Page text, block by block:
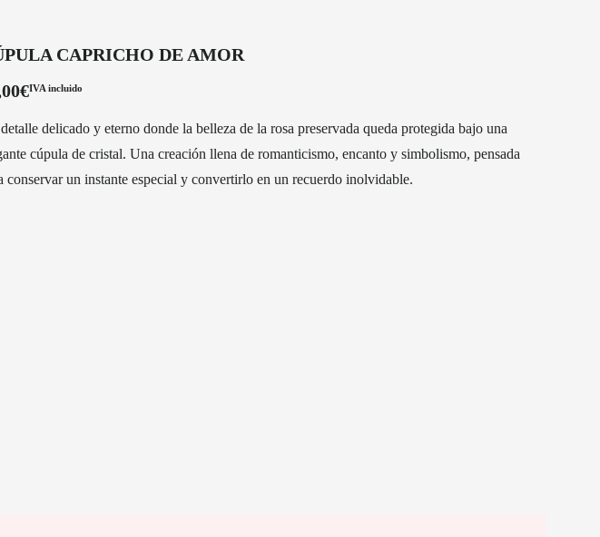
CAPRICHO DE AMOR
€IVA incluido
delicado y eterno donde la belleza de la rosa preservada queda protegida bajo una
cúpula de cristal. Una creación llena de romanticismo, encanto y simbolismo, pensada
conservar un instante especial y convertirlo en un recuerdo inolvidable.